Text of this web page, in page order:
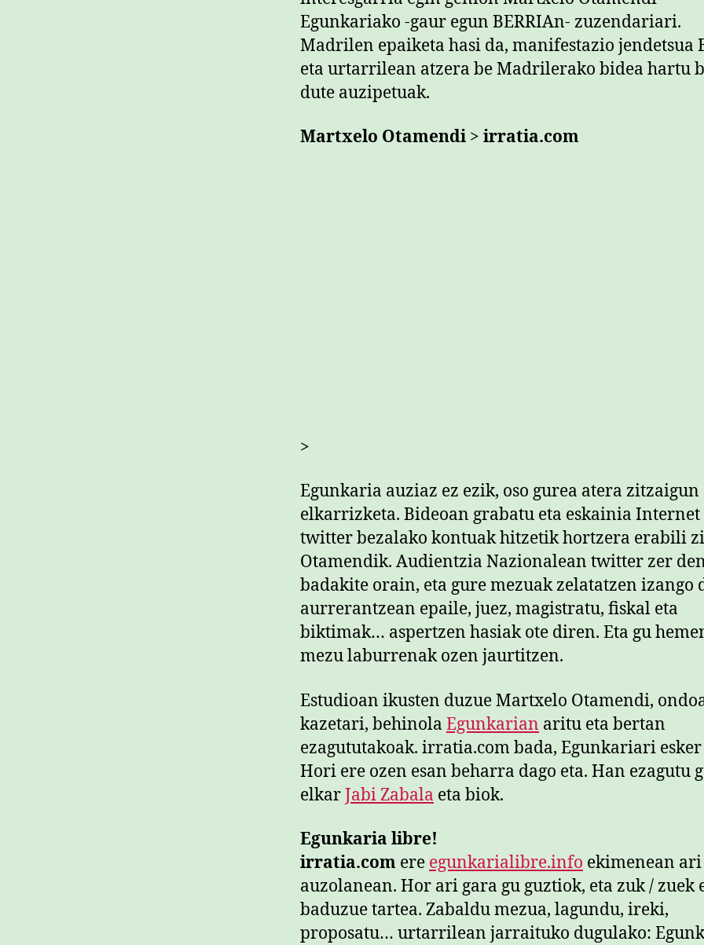
Egunkariako -gaur egun BERRIAn- zuzendariari.
Madrilen epaiketa hasi da, manifestazio jendetsua
eta urtarrilean atzera be Madrilerako bidea hartu
dute auzipetuak.
Martxelo Otamendi > irratia.com
>
Egunkaria auziaz ez ezik, oso gurea atera zitzaigun
elkarrizketa. Bideoan grabatu eta eskainia Internet
twitter bezalako kontuak hitzetik hortzera erabili
Otamendik. Audientzia Nazionalean twitter zer
badakite orain, eta gure mezuak zelatatzen izango
aurrerantzean epaile, juez, magistratu, fiskal eta
biktimak… aspertzen hasiak ote diren. Eta gu
mezu laburrenak ozen jaurtitzen.
Estudioan ikusten duzue Martxelo Otamendi,
kazetari, behinola Egunkarian aritu eta bertan
ezagututakoak. irratia.com bada, Egunkariari esker
Hori ere ozen esan beharra dago eta. Han ezagutu
elkarJabi Zabala eta biok.
Egunkaria libre!
irratia.com ere egunkarialibre.info ekimenean ari
auzolanean. Hor ari gara gu guztiok, eta zuk / zuek
baduzue tartea. Zabaldu mezua, lagundu, ireki,
proposatu… urtarrilean jarraituko dugulako: